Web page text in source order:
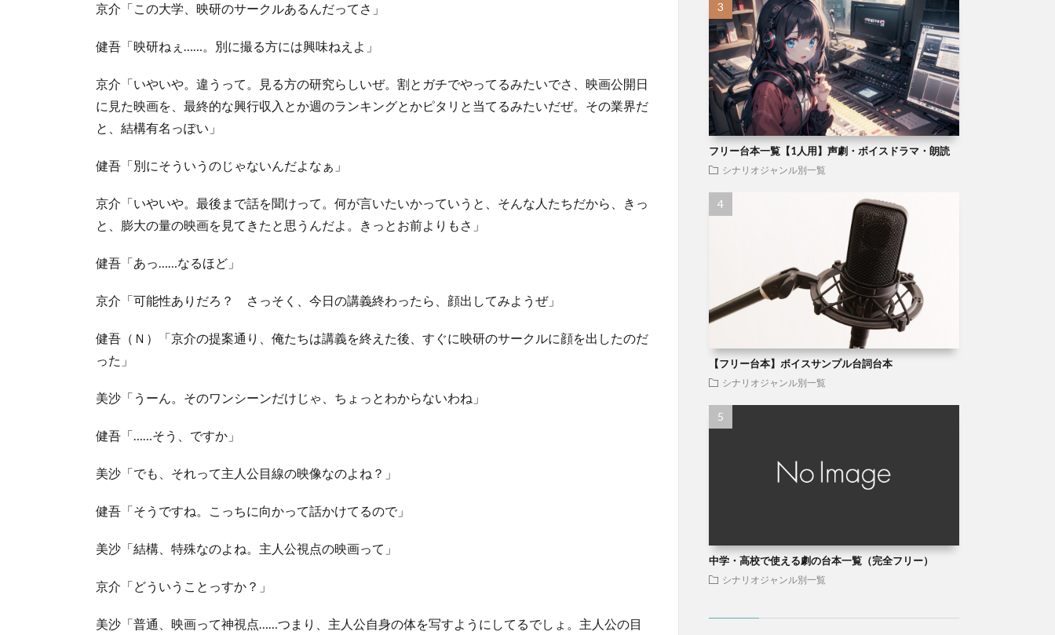
京介「この大学、映研のサークルあるんだってさ」
健吾「映研ねぇ……。別に撮る方には興味ねえよ」
京介「いやいや。違うって。見る方の研究らしいぜ。割とガチでやってるみたいでさ、映画公開日
に見た映画を、最終的な興行収入とか週のランキングとかピタリと当てるみたいだぜ。その業界だ
と、結構有名っぽい」
健吾「別にそういうのじゃないんだよなぁ」
京介「いやいや。最後まで話を聞けって。何が言いたいかっていうと、そんな人たちだから、きっ
と、膨大の量の映画を見てきたと思うんだよ。きっとお前よりもさ」
健吾「あっ……なるほど」
京介「可能性ありだろ？ さっそく、今日の講義終わったら、顔出してみようぜ」
健吾（Ｎ）「京介の提案通り、俺たちは講義を終えた後、すぐに映研のサークルに顔を出したのだ
った」
美沙「うーん。そのワンシーンだけじゃ、ちょっとわからないわね」
健吾「……そう、ですか」
美沙「でも、それって主人公目線の映像なのよね？」
健吾「そうですね。こっちに向かって話かけてるので」
美沙「結構、特殊なのよね。主人公視点の映画って」
京介「どういうことっすか？」
美沙「普通、映画って神視点……つまり、主人公自身の体を写すようにしてるでしょ。主人公の目
フリー台本一覧【1人用】声劇・ボイスドラマ・朗読
シナリオジャンル別一覧
【フリー台本】ボイスサンプル台詞台本
シナリオジャンル別一覧
中学・高校で使える劇の台本一覧（完全フリー）
シナリオジャンル別一覧